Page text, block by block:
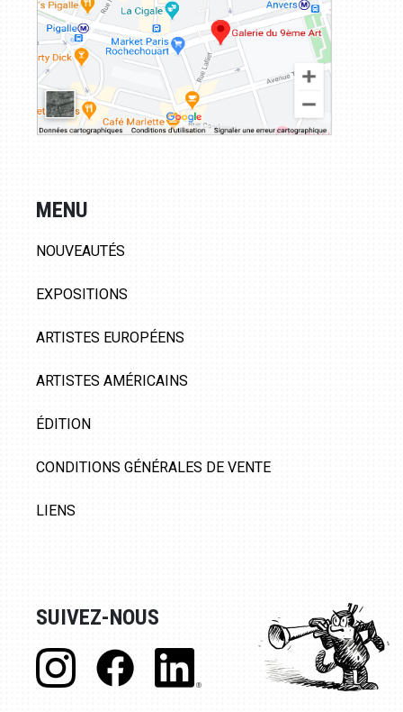
MENU
NOUVEAUTÉS
EXPOSITIONS
ARTISTES EUROPÉENS
ARTISTES AMÉRICAINS
ÉDITION
CONDITIONS GÉNÉRALES DE VENTE
LIENS
SUIVEZ-NOUS